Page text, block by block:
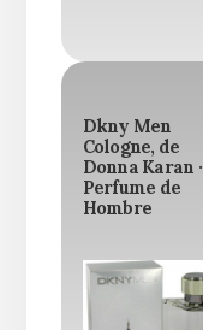
Dkny Men
Cologne, de
Donna Karan ·
Perfume de
Hombre